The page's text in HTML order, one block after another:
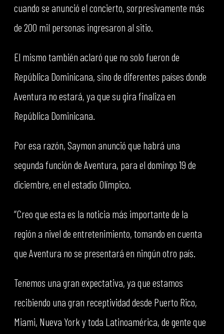
cuando se anunció el concierto, sorpresivamente más
de 200 mil personas ingresaron al sitio.
El mismo también aclaró que no solo fueron de
República Dominicana, sino de diferentes países donde
Aventura no estará, ya que su gira finaliza en
República Dominicana.
Por esa razón, Saymon anunció que habrá una
segunda función de Aventura, para el domingo 19 de
diciembre, en el estadio Olímpico.
“Creo que esta es la noticia más importante de la
región a nivel de entretenimiento, tomando en cuenta
que Aventura no se presentará en ningún otro país.
Tenemos una gran expectativa, ya que estamos
recibiendo una gran receptividad desde Puerto Rico,
Miami, Nueva York y toda Latinoamérica, de gente que